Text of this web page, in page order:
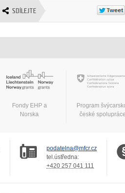
SDÍLEJTE
Fondy EHP a
Norska
Program
české
podatelna@mfcr.cz
tel.ústředna:
+420 257 041 111